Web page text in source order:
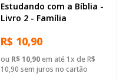
Estudando com a Bíblia -
Livro 2 - Família
R$ 10,90
ou R$ 10,90em até 1x de R$
10,90 sem juros no cartão